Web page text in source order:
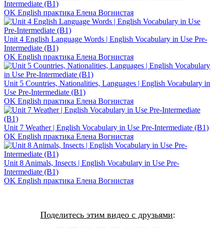
Intermediate (B1)
OK English практика Елена Вогнистая
Unit 4 English Language Words | English Vocabulary in Use Pre-
Intermediate (B1)
OK English практика Елена Вогнистая
Unit 5 Countries, Nationalities, Languages | English Vocabulary in
Use Pre-Intermediate (B1)
OK English практика Елена Вогнистая
Unit 7 Weather | English Vocabulary in Use Pre-Intermediate (B1)
OK English практика Елена Вогнистая
Unit 8 Animals, Insects | English Vocabulary in Use Pre-
Intermediate (B1)
OK English практика Елена Вогнистая
Поделитесь этим видео с друзьями: